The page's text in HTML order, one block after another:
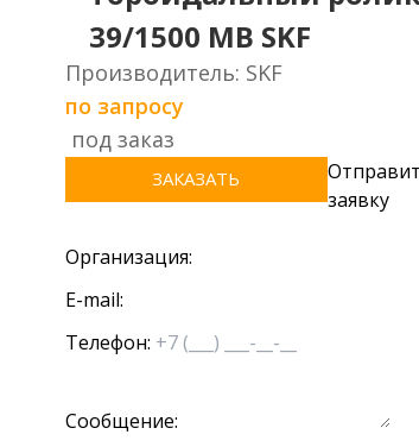
39/1500 MB SKF
Производитель: SKF
по запросу
под заказ
ЗАКАЗАТЬ
заявку
Организация:
E-mail:
Телефон:
Сообщение: